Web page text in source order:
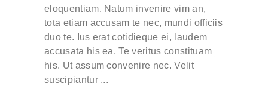
eloquentiam. Natum invenire vim an,
tota etiam accusam te nec, mundi officiis
duo te. Ius erat cotidieque ei, laudem
accusata his ea. Te veritus constituam
his. Ut assum convenire nec. Velit
suscipiantur